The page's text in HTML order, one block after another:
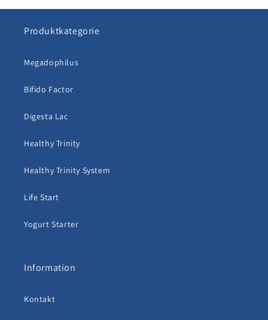
Produktkategorie
Megadophilus
Bifido Factor
Digesta Lac
Healthy Trinity
Healthy Trinity System
Life Start
Yogurt Starter
Information
Kontakt